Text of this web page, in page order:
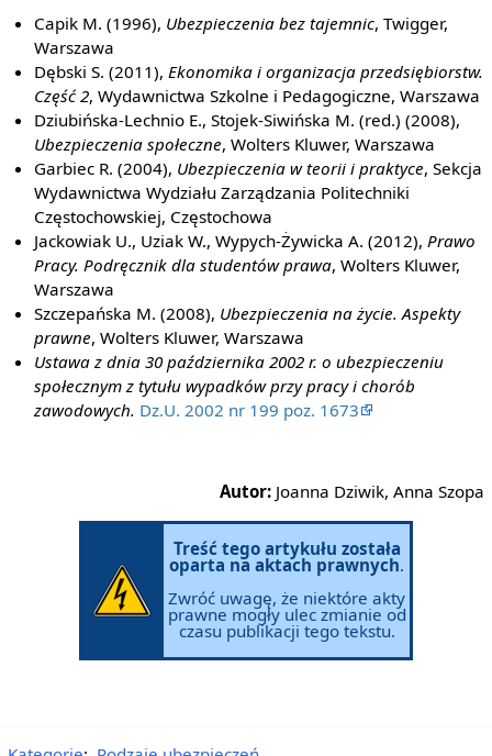
Capik M. (1996), Ubezpieczenia bez tajemnic, Twigger,
Warszawa
Dębski S. (2011),Ekonomika i organizacja przedsiębiorstw.
Część 2, Wydawnictwa Szkolne i Pedagogiczne, Warszawa
Dziubińska-Lechnio E., Stojek-Siwińska M. (red.) (2008),
Ubezpieczenia społeczne, Wolters Kluwer, Warszawa
Garbiec R. (2004), Ubezpieczenia w teorii i praktyce, Sekcja
Wydawnictwa Wydziału Zarządzania Politechniki
Częstochowskiej, Częstochowa
Jackowiak U., Uziak W., Wypych-Żywicka A. (2012),Prawo
Pracy. Podręcznik dla studentów prawa, Wolters Kluwer,
Warszawa
Szczepańska M. (2008), Ubezpieczenia na życie. Aspekty
prawne, Wolters Kluwer, Warszawa
Ustawa z dnia 30 października 2002 r. o ubezpieczeniu
społecznym z tytułu wypadków przy pracy i chorób
zawodowych. Dz.U. 2002 nr 199 poz. 1673
Autor: Joanna Dziwik, Anna Szopa
Treść tego artykułu została
oparta na aktach prawnych.
Zwróć uwagę, że niektóre akty
prawne mogły ulec zmianie od
czasu publikacji tego tekstu.